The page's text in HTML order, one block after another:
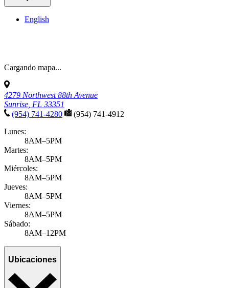
English
Cargando mapa...
4279 Northwest 88th Avenue
Sunrise, FL 33351
(954) 741-4280
(954) 741-4912
Lunes:
8AM–5PM
Martes:
8AM–5PM
Miércoles:
8AM–5PM
Jueves:
8AM–5PM
Viernes:
8AM–5PM
Sábado:
8AM–12PM
Ubicaciones